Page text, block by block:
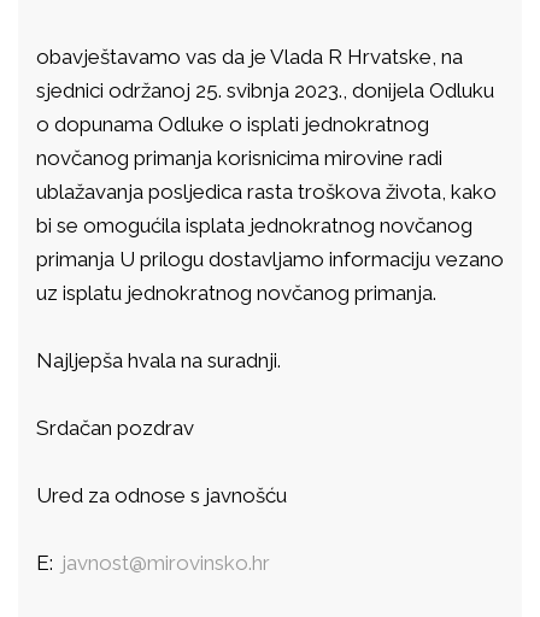
obavještavamo vas da je Vlada R Hrvatske, na
sjednici održanoj 25. svibnja 2023., donijela Odluku
o dopunama Odluke o isplati jednokratnog
novčanog primanja korisnicima mirovine radi
ublažavanja posljedica rasta troškova života, kako
bi se omogućila isplata jednokratnog novčanog
primanja U prilogu dostavljamo informaciju vezano
uz isplatu jednokratnog novčanog primanja.
Najljepša hvala na suradnji.
Srdačan pozdrav
Ured za odnose s javnošću
E: javnost@mirovinsko.hr